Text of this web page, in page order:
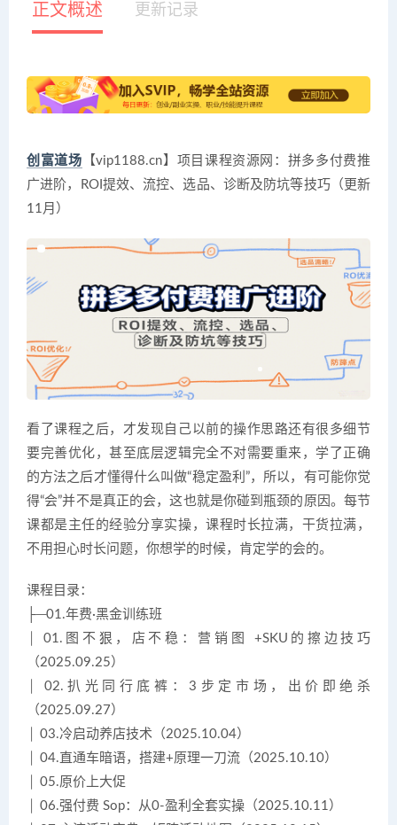
正文概述 更新记录
创富道场 【vip1188.cn】项目课程资源网：拼多多付费推
广进阶，ROI提效、流控、选品、诊断及防坑等技巧（更新
11月）
看了课程之后，才发现自己以前的操作思路还有很多细节
要完善优化，甚至底层逻辑完全不对需要重来，学了正确
的方法之后才懂得什么叫做“稳定盈利”，所以，有可能你觉
得“会”并不是真正的会，这也就是你碰到瓶颈的原因。每节
课都是主任的经验分享实操，课程时长拉满，干货拉满，
不用担心时长问题，你想学的时候，肯定学的会的。
课程目录：
├─01.年费·黑金训练班
│ 01.图不狠，店不稳：营销图 +SKU的擦边技巧
（2025.09.25）
│ 02.扒光同行底裤：3步定市场，出价即绝杀
（2025.09.27）
│ 03.冷启动养店技术（2025.10.04）
│ 04.直通车暗语，搭建+原理一刀流（2025.10.10）
│ 05.原价上大促
│ 06.强付费 Sop：从0-盈利全套实操（2025.10.11）